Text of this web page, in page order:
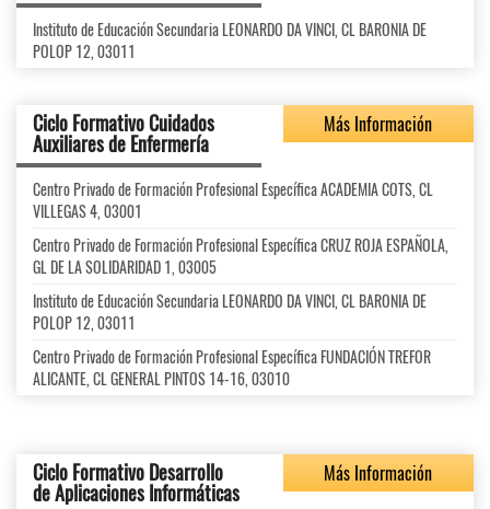
Instituto de Educación Secundaria LEONARDO DA VINCI, CL BARONIA DE
POLOP 12, 03011
Ciclo Formativo Cuidados
Auxiliares de Enfermería
Más Información
Centro Privado de Formación Profesional Específica ACADEMIA COTS, CL
VILLEGAS 4, 03001
Centro Privado de Formación Profesional Específica CRUZ ROJA ESPAÑOLA,
GL DE LA SOLIDARIDAD 1, 03005
Instituto de Educación Secundaria LEONARDO DA VINCI, CL BARONIA DE
POLOP 12, 03011
Centro Privado de Formación Profesional Específica FUNDACIÓN TREFOR
ALICANTE, CL GENERAL PINTOS 14-16, 03010
Ciclo Formativo Desarrollo
de Aplicaciones Informáticas
Más Información